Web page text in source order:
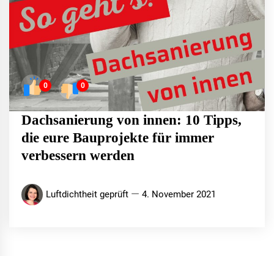
0 0
Dachsanierung von innen: 10 Tipps,
die eure Bauprojekte für immer
verbessern werden
Luftdichtheit geprüft 4. November 2021